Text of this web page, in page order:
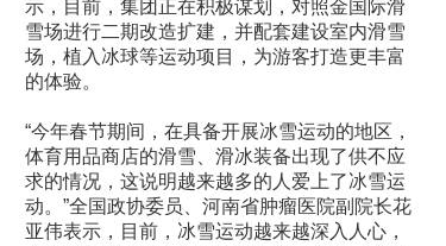
示，目前，集团正在积极谋划，对照金国际滑
雪场进行二期改造扩建，并配套建设室内滑雪
场，植入冰球等运动项目，为游客打造更丰富
的体验。
“今年春节期间，在具备开展冰雪运动的地区，
体育用品商店的滑雪、滑冰装备出现了供不应
求的情况，这说明越来越多的人爱上了冰雪运
动。”全国政协委员、河南省肿瘤医院副院长花
亚伟表示，目前，冰雪运动越来越深入人心，